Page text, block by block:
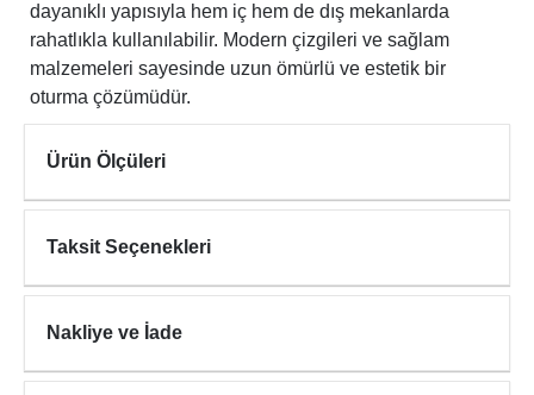
dayanıklı yapısıyla hem iç hem de dış mekanlarda
rahatlıkla kullanılabilir. Modern çizgileri ve sağlam
malzemeleri sayesinde uzun ömürlü ve estetik bir
oturma çözümüdür.
Ürün Ölçüleri
Taksit Seçenekleri
Nakliye ve İade